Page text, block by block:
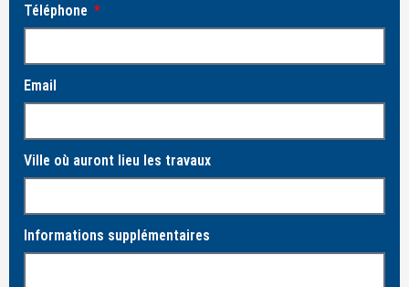
Téléphone
Email
Ville où auront lieu les travaux
Informations supplémentaires